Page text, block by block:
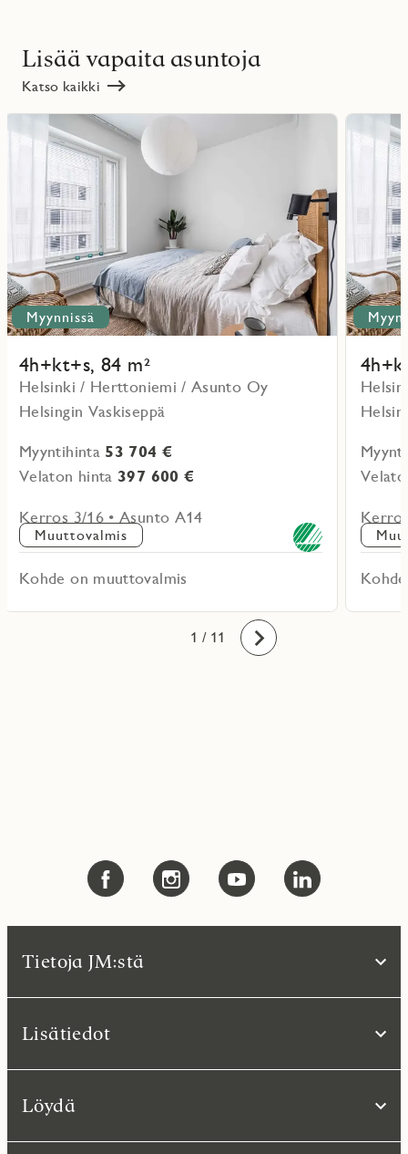
Lisää vapaita asuntoja
Katso kaikki
Myynnissä
4h+kt+s, 84 m²
Helsinki / Herttoniemi / Asunto Oy
Helsingin Vaskiseppä
Myyntihinta 53 704 €
Velaton hinta 397 600 €
Kerros 3/16 • Asunto A14
Muuttovalmis
Kohde on muuttovalmis
lisää
kohteesta
Lue
lisää
kohteesta
1
2
3
4
5
6
7
8
9
10
11 / 11 Eteenpäin
Tietoja JM:stä
Lisätiedot
Löydä